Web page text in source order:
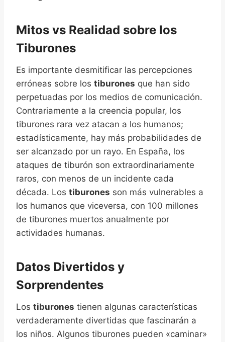
Mitos vs Realidad sobre los
Tiburones
Es importante desmitificar las percepciones
erróneas sobre los tiburones que han sido
perpetuadas por los medios de comunicación.
Contrariamente a la creencia popular, los
tiburones rara vez atacan a los humanos;
estadísticamente, hay más probabilidades de
ser alcanzado por un rayo. En España, los
ataques de tiburón son extraordinariamente
raros, con menos de un incidente cada
década. Los tiburones son más vulnerables a
los humanos que viceversa, con 100 millones
de tiburones muertos anualmente por
actividades humanas.
Datos Divertidos y
Sorprendentes
Los tiburones tienen algunas características
verdaderamente divertidas que fascinarán a
los niños. Algunos tiburones pueden «caminar»